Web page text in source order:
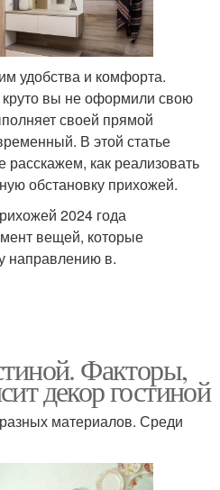
удобства и комфорта.
вы не оформили свою
своей прямой
В этой статье
расскажем, как реализовать
обстановку прихожей.
2024 года
вещей, которые
направлению в.
Факторы,
декор гостиной
материалов. Среди